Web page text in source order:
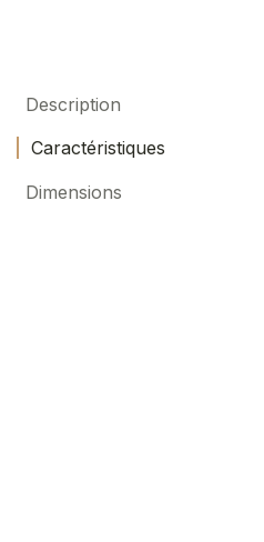
Description
Caractéristiques
Dimensions